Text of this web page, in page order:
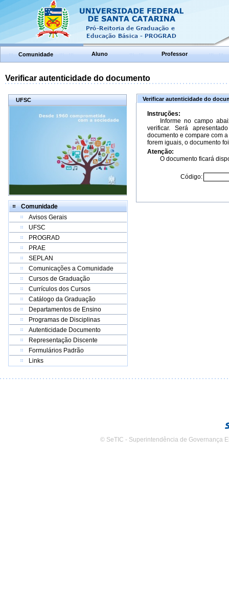
Comunidade Aluno Professor
Verificar autenticidade do documento
UFSC
Comunidade
Avisos Gerais
UFSC
PROGRAD
PRAE
SEPLAN
Comunicações a Comunidade
Cursos de Graduação
Currículos dos Cursos
Catálogo da Graduação
Departamentos de Ensino
Programas de Disciplinas
Autenticidade Documento
Representação Discente
Formulários Padrão
Links
Verificar autenticidade do
Instruções:
Informe no campo
verificar. Será
documento e compare com
forem iguais, o documento
Atenção:
O documento ficará
Código:
© SeTIC - Superintendência de Governança